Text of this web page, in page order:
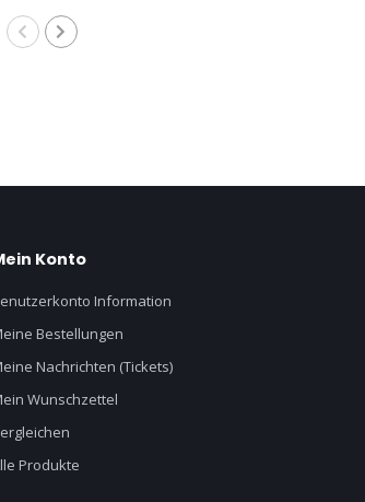
Konto
Information
Bestellungen
Nachrichten (Tickets)
Wunschzettel
Produkte